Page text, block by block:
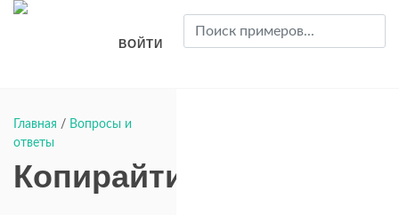
ВОЙТИ
Главная / Вопросы и
ответы
Копирайтинг